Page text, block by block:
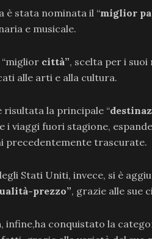
è stata nominata il “miglior
e musicale.
città”, scelta per i
alle arti e alla cultura.
risultata la principale “
i viaggi fuori stagione,
precedentemente trascurate.
Stati Uniti, invece, si è
prezzo”, grazie alle sue
, infine,ha conquistato la